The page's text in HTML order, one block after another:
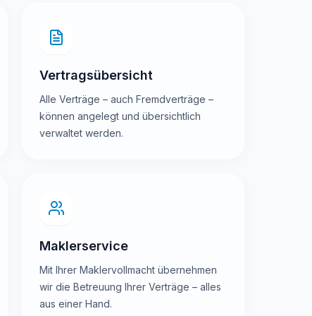
Vertragsübersicht
Alle Verträge – auch Fremdverträge –
können angelegt und übersichtlich
verwaltet werden.
Maklerservice
Mit Ihrer Maklervollmacht übernehmen
wir die Betreuung Ihrer Verträge – alles
aus einer Hand.